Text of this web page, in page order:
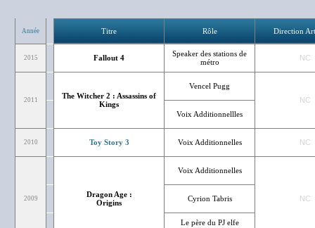
Année Titre Rôle Direction
2015 Fallout 4
Speaker des stations de
métro
NC
2011
The Witcher 2 : Assassins of
Kings
Vencel Pugg
NC
Voix Additionnellles
2010 Toy Story 3 Voix Additionnelles NC
2009
Dragon Age :
Origins
Voix Additionnelles
NC
Cyrion Tabris
Le père du PJ elfe